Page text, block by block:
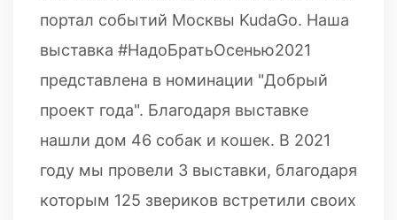
портал событий Москвы KudaGo. Наша
выставка #НадоБратьОсенью2021
представлена в номинации "Добрый
проект года". Благодаря выставке
нашли дом 46 собак и кошек. В 2021
году мы провели 3 выставки, благодаря
которым 125 звериков встретили своих